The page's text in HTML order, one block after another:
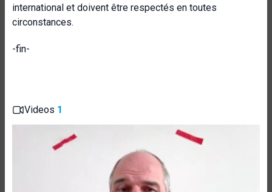
international et doivent être respectés en toutes
circonstances.
-fin-
Videos 1